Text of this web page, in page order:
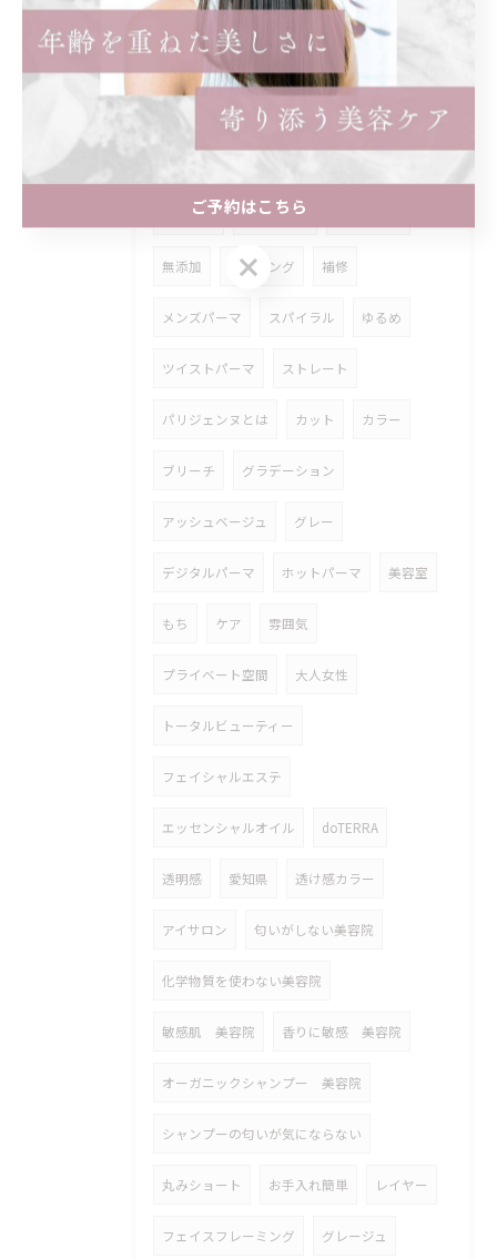
イヤリングカラー ロング
トリートメント ストレートパーマ
どっちがいい 髪質改善
名古屋市 アジュバン
無添加 エイジング 補修
メンズパーマ スパイラル ゆるめ
ツイストパーマ ストレート
パリジェンヌとは カット カラー
ブリーチ グラデーション
アッシュベージュ グレー
デジタルパーマ ホットパーマ 美容室
もち ケア 雰囲気
プライベート空間 大人女性
トータルビューティー
フェイシャルエステ
エッセンシャルオイル doTERRA
透明感 愛知県 透け感カラー
アイサロン 匂いがしない美容院
化学物質を使わない美容院
敏感肌 美容院 香りに敏感 美容院
オーガニックシャンプー 美容院
シャンプーの匂いが気にならない
丸みショート お手入れ簡単 レイヤー
フェイスフレーミング グレージュ
ご予約はこちら
ご予約はこちら